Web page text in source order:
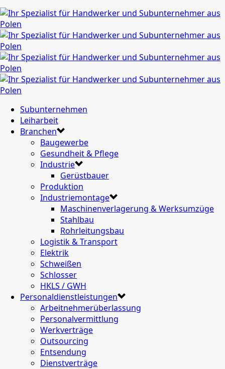
Subunternehmen
Leiharbeit
Branchen
Baugewerbe
Gesundheit & Pflege
Industrie
Gerüstbauer
Produktion
Industriemontage
Maschinenverlagerung & Werksumzüge
Stahlbau
Rohrleitungsbau
Logistik & Transport
Elektrik
Schweißen
Schlosser
HKLS / GWH
Personaldienstleistungen
Arbeitnehmerüberlassung
Personalvermittlung
Werkverträge
Outsourcing
Entsendung
Dienstverträge